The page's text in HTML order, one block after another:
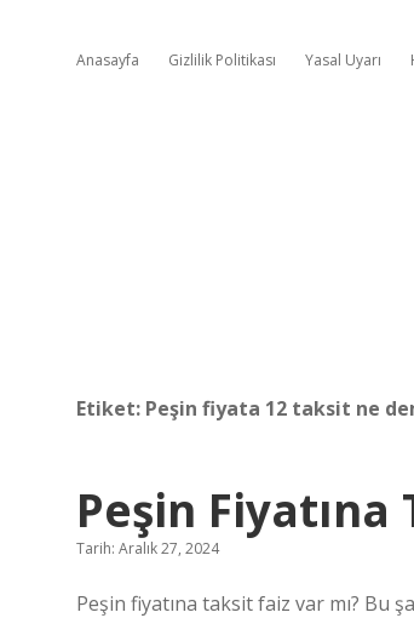
Anasayfa Gizlilik Politikası Yasal Uyarı
Etiket: Peşin fiyata 12 taksit ne
Peşin
Tarih: Aralık 27, 2024
Peşin fiyatına taksit faiz var mı? Bu